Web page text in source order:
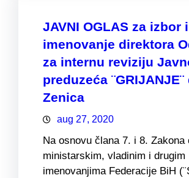
JAVNI OGLAS za izbor i
imenovanje direktora
za internu reviziju
preduzeća ¨GRIJANJE¨
Zenica
aug 27, 2020
Na osnovu člana 7. i 8. Zakona
ministarskim, vladinim i drugim
imenovanjima Federacije BiH